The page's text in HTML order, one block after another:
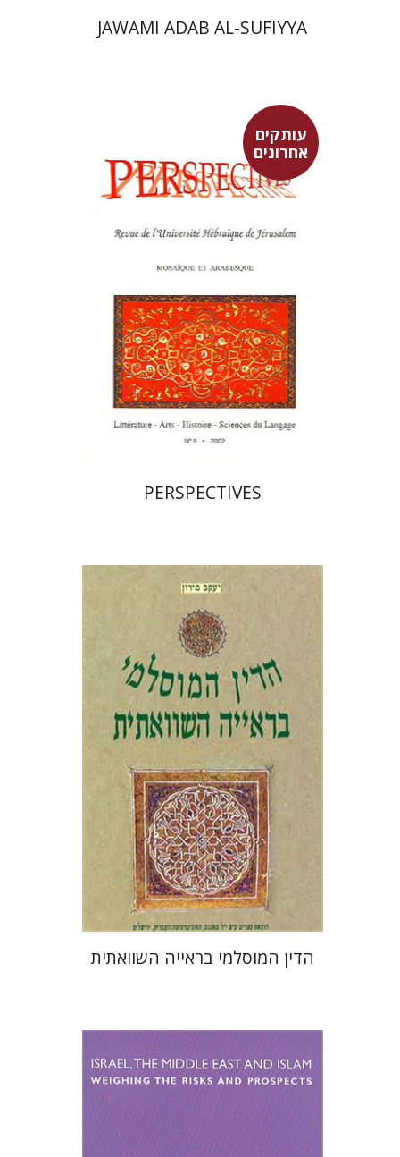
JAWAMI ADAB AL-SUFIYYA
עותקים
אחרונים
פרננד ברטפלד
$23
PERSPECTIVES
הנחת אתר ספר מודפס
$43
$39
הדין המוסלמי בראייה השוואתית
עודד ערן אמנון כהן